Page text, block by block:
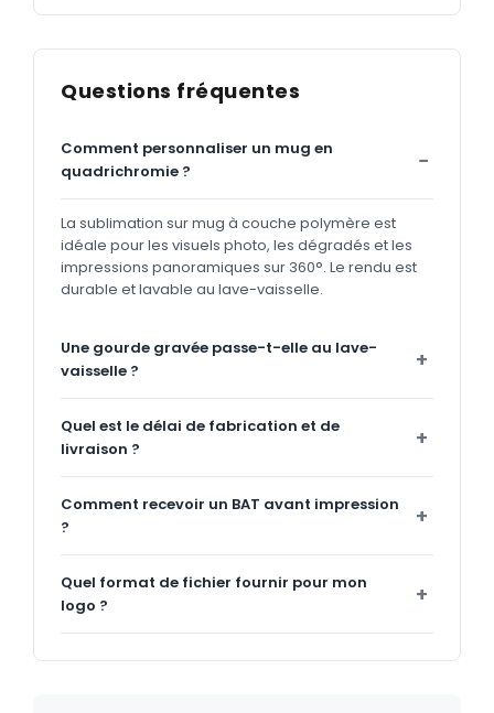
Questions fréquentes
Comment personnaliser un mug en
quadrichromie ?
La sublimation sur mug à couche polymère est
idéale pour les visuels photo, les dégradés et les
impressions panoramiques sur 360°. Le rendu est
durable et lavable au lave-vaisselle.
Une gourde gravée passe-t-elle au lave-
vaisselle ?
Quel est le délai de fabrication et de
livraison ?
Comment recevoir un BAT avant impression
?
Quel format de fichier fournir pour mon
logo ?